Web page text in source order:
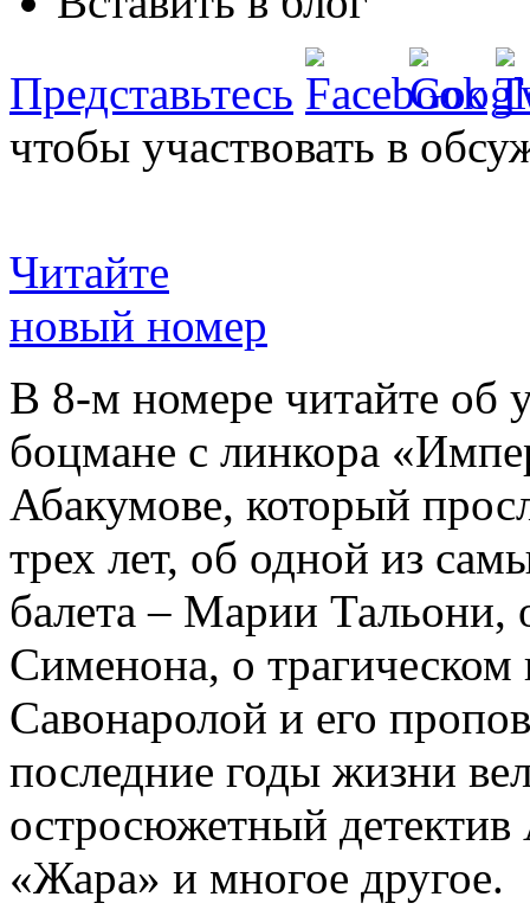
Представьтесь
чтобы участвовать в
Читайте
новый номер
В 8-м номере читайте об
боцмане с линкора
Абакумове, который
трех лет, об одной из
балета – Марии
Сименона, о трагическом
Савонаролой и его
последние годы жизни
остросюжетный детектив
«Жара» и многое другое.